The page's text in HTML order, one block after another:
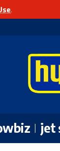
.
jet